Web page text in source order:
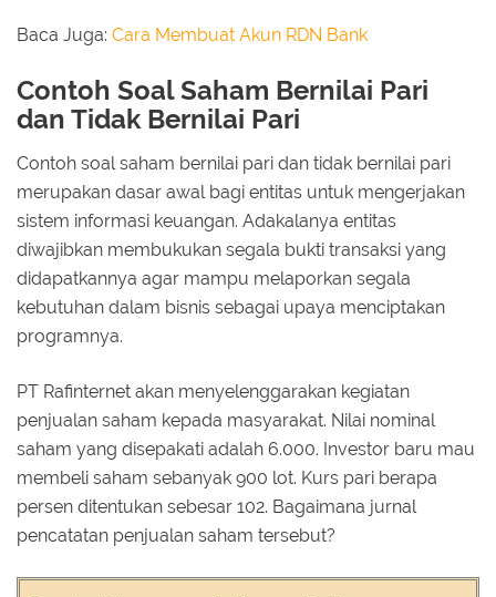
Baca Juga: Cara Membuat Akun RDN Bank
Contoh Soal Saham Bernilai Pari
dan Tidak Bernilai Pari
Contoh soal saham bernilai pari dan tidak bernilai pari
merupakan dasar awal bagi entitas untuk mengerjakan
sistem informasi keuangan. Adakalanya entitas
diwajibkan membukukan segala bukti transaksi yang
didapatkannya agar mampu melaporkan segala
kebutuhan dalam bisnis sebagai upaya menciptakan
programnya.
PT Rafinternet akan menyelenggarakan kegiatan
penjualan saham kepada masyarakat. Nilai nominal
saham yang disepakati adalah 6.000. Investor baru mau
membeli saham sebanyak 900 lot. Kurs pari berapa
persen ditentukan sebesar 102. Bagaimana jurnal
pencatatan penjualan saham tersebut?